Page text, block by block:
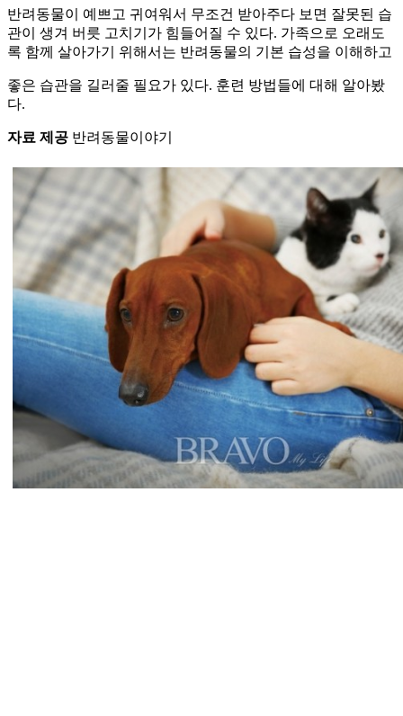
반려동물이 예쁘고 귀여워서 무조건 받아주다 보면 잘못된 습
관이 생겨 버릇 고치기가 힘들어질 수 있다. 가족으로 오래도
록 함께 살아가기 위해서는 반려동물의 기본 습성을 이해하고
좋은 습관을 길러줄 필요가 있다. 훈련 방법들에 대해 알아봤
다.
자료 제공 반려동물이야기